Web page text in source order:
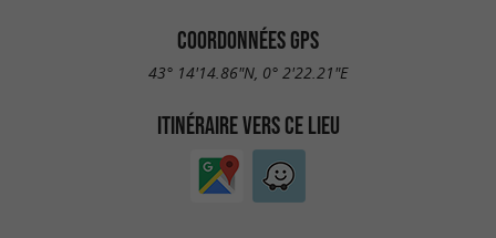
COORDONNÉES GPS
43° 14'14.86"N, 0° 2'22.21"E
ITINÉRAIRE VERS CE LIEU